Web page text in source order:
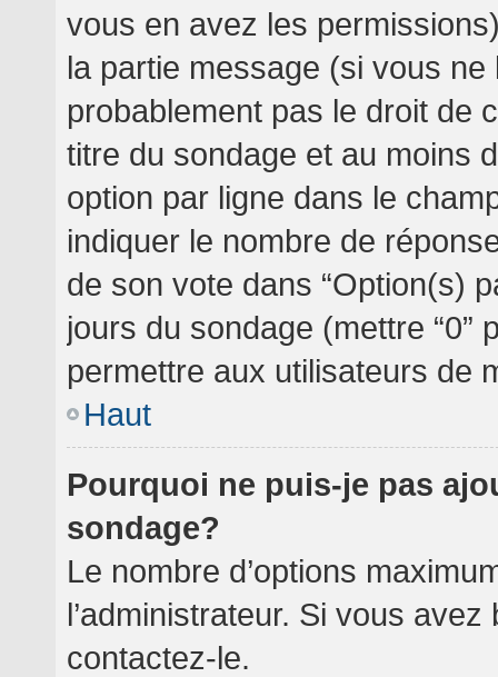
vous en avez les
la partie message (si vous ne
probablement pas le droit de
titre du sondage et au moins
option par ligne dans le
indiquer le nombre de
de son vote dans “Option(s)
jours du sondage (mettre “0”
permettre aux utilisateurs de
Haut
Pourquoi ne puis-je pas
sondage?
Le nombre d’options
l’administrateur. Si vous
contactez-le.